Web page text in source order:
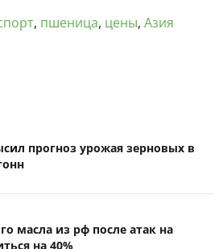
, пшеница, цены, Азия
прогноз урожая зерновых в
масла из рф после атак на
на 40%